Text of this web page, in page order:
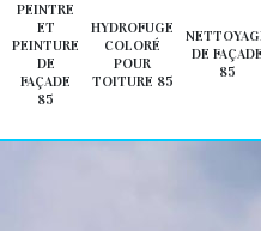
PEINTRE
ET
PEINTURE
DE
FAÇADE
85
HYDROFUGE
COLORÉ
POUR
TOITURE 85
DE
85